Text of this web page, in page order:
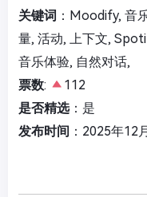
关键词 ：Moodify, 音
量, 活动, 上下文,
音乐体验, 自然对话,
票数:
112
是否精选：是
发布时间 ：2025年12